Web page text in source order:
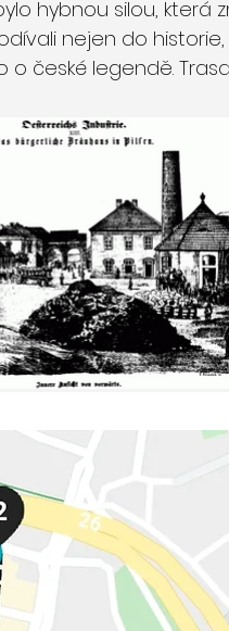
hybnou silou, která
nejen do
české legendě.